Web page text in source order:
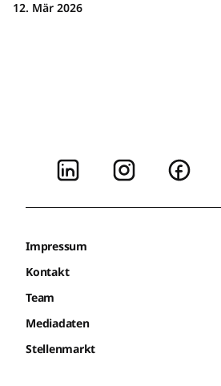
12. Mär 2026
Impressum
Kontakt
Team
Mediadaten
Stellenmarkt